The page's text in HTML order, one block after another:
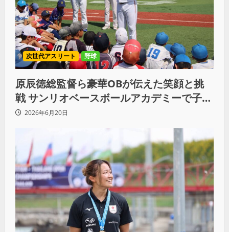
次世代アスリート 野球
原辰徳総監督ら豪華OBが伝えた笑顔と挑
戦 サンリオベースボールアカデミーで子ど
もたちに切り拓いた“無限の可能性”
2026年6月20日